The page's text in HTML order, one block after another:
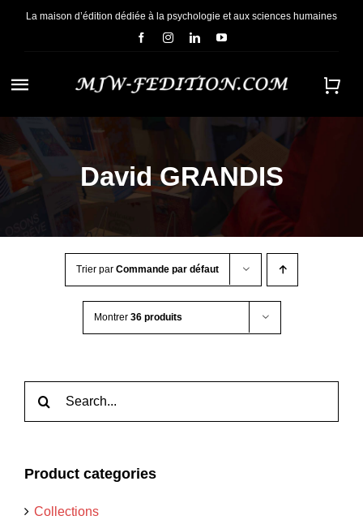
PasserLa maison d’édition dédiée à la psychologie et aux sciences humaines
Navigation
à
bascule
ACCUEIL
NOUS CONNAÎTRE
CONTACT
David GRANDIS
Trier par Commande par défaut
Montrer 36 produits
Product categories
Collections